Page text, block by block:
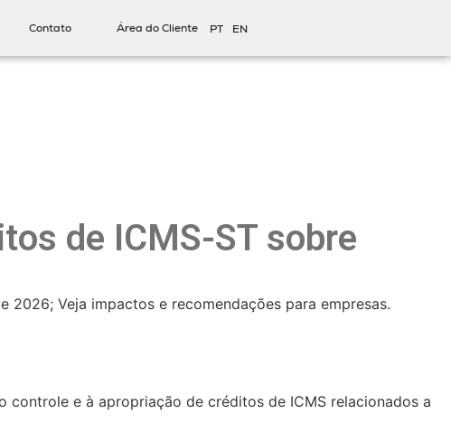
Contato Área do Cliente PT EN
de ICMS-ST sobre
2026; Veja impactos e recomendações para empresas.
controle e à apropriação de créditos de ICMS relacionados a